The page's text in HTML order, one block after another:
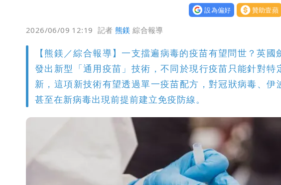
設為偏好 贊助壹蘋
2026/06/09 12:19 記者熊鎂 綜合報導
【熊鎂／綜合報導】一支擋遍病毒的疫苗有望問世？英
發出新型「通用疫苗」技術，不同於現行疫苗只能針對
新，這項新技術有望透過單一疫苗配方，對冠狀病毒、伊
甚至在新病毒出現前提前建立免疫防線。